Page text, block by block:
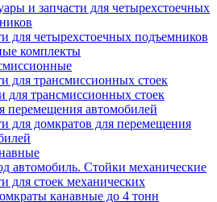
и запчасти для четырехстоечных
для четырехстоечных подъемников
комплекты
для трансмиссионных стоек
для трансмиссионных стоек
перемещения автомобилей
для домкратов для перемещения
автомобиль. Стойки механические
для стоек механических
канавные до 4 тонн